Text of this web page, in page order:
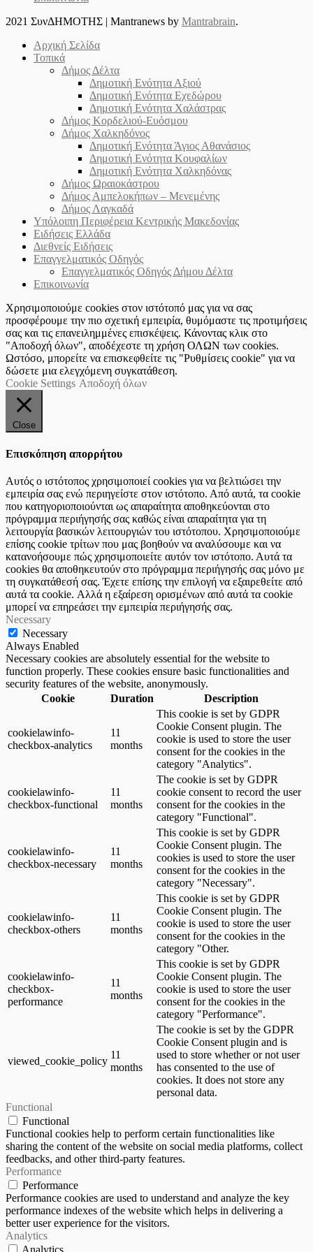
2021 ΣυνΔΗΜΟΤΗΣ
Mantranews by Mantrabrain.
Αρχική Σελίδα
Τοπικά
Δήμος Δέλτα
Δημοτική Ενότητα Αξιού
Δημοτική Ενότητα Εχεδώρου
Δημοτική Ενότητα Χαλάστρας
Δήμος Κορδελιού-Ευόσμου
Δήμος Χαλκηδόνος
Δημοτική Ενότητα Άγιος Αθανάσιος
Δημοτική Ενότητα Κουφαλίων
Δημοτική Ενότητα Χαλκηδόνας
Δήμος Ωραιοκάστρου
Δήμος Αμπελοκήπων – Μενεμένης
Δήμος Λαγκαδά
Υπόλοιπη Περιφέρεια Κεντρικής Μακεδονίας
Ειδήσεις Ελλάδα
Διεθνείς Ειδήσεις
Επαγγελματικός Οδηγός
Επαγγελματικός Οδηγός Δήμου Δέλτα
Επικοινωνία
Χρησιμοποιούμε cookies στον ιστότοπό μας για να σας
προσφέρουμε την πιο σχετική εμπειρία, θυμόμαστε τις προτιμήσεις
σας και τις επανειλημμένες επισκέψεις. Κάνοντας κλικ στο
"Αποδοχή όλων", αποδέχεστε τη χρήση ΟΛΩΝ των cookies.
Ωστόσο, μπορείτε να επισκεφθείτε τις "Ρυθμίσεις cookie" για να
δώσετε μια ελεγχόμενη συγκατάθεση.
Cookie Settings Αποδοχή όλων
Close
Επισκόπηση απορρήτου
Αυτός ο ιστότοπος χρησιμοποιεί cookies για να βελτιώσει την
εμπειρία σας ενώ περιηγείστε στον ιστότοπο. Από αυτά, τα cookie
που κατηγοριοποιούνται ως απαραίτητα αποθηκεύονται στο
πρόγραμμα περιήγησής σας καθώς είναι απαραίτητα για τη
λειτουργία βασικών λειτουργιών του ιστότοπου. Χρησιμοποιούμε
επίσης cookie τρίτων που μας βοηθούν να αναλύσουμε και να
κατανοήσουμε πώς χρησιμοποιείτε αυτόν τον ιστότοπο. Αυτά τα
cookies θα αποθηκευτούν στο πρόγραμμα περιήγησής σας μόνο με
τη συγκατάθεσή σας. Έχετε επίσης την επιλογή να εξαιρεθείτε από
αυτά τα cookie. Αλλά η εξαίρεση ορισμένων από αυτά τα cookie
μπορεί να επηρεάσει την εμπειρία περιήγησής σας.
Necessary
Necessary
Always Enabled
Necessary cookies are absolutely essential for the website to
function properly. These cookies ensure basic functionalities and
security features of the website, anonymously.
Cookie
Duration Description
cookielawinfo-
checkbox-analytics
11
months
This cookie is set by GDPR
Cookie Consent plugin. The
cookie is used to store the user
consent for the cookies in the
category "Analytics".
cookielawinfo-
checkbox-functional
11
months
The cookie is set by GDPR
cookie consent to record the user
consent for the cookies in the
category "Functional".
cookielawinfo-
checkbox-necessary
11
months
This cookie is set by GDPR
Cookie Consent plugin. The
cookies is used to store the user
consent for the cookies in the
category "Necessary".
cookielawinfo-
checkbox-others
11
months
This cookie is set by GDPR
Cookie Consent plugin. The
cookie is used to store the user
consent for the cookies in the
category "Other.
cookielawinfo-
checkbox-
performance
11
months
This cookie is set by GDPR
Cookie Consent plugin. The
cookie is used to store the user
consent for the cookies in the
category "Performance".
viewed_cookie_policy
11
months
The cookie is set by the GDPR
Cookie Consent plugin and is
used to store whether or not user
has consented to the use of
cookies. It does not store any
personal data.
Functional
Functional
Functional cookies help to perform certain functionalities like
sharing the content of the website on social media platforms, collect
feedbacks, and other third-party features.
Performance
Performance
Performance cookies are used to understand and analyze the key
performance indexes of the website which helps in delivering a
better user experience for the visitors.
Analytics
Analytics